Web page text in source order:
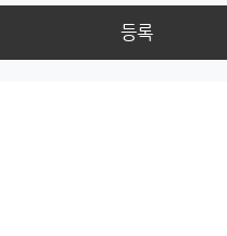
등록